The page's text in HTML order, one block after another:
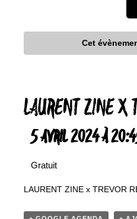
Cet
LAURENT ZINE X
5 AVRIL 2024 À
Gratuit
LAURENT ZINE x TREVOR